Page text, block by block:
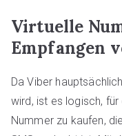
Virtuelle
Empfangen
Da Viber
wird, ist es logisch,
Nummer zu kaufen,